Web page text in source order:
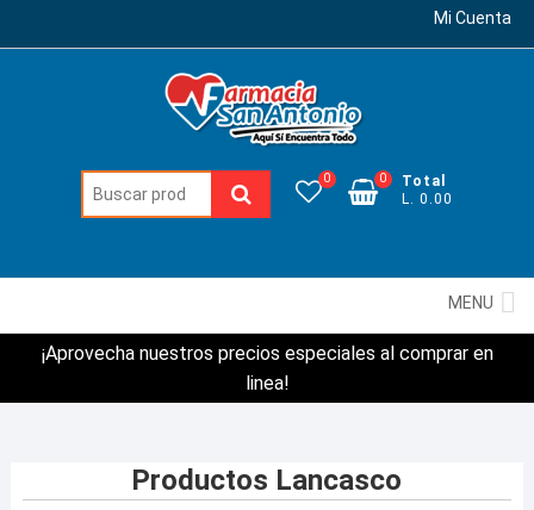
Mi Cuenta
Buscar: 0
Total
L. 0.00
0
MENU
¡Aprovecha nuestros precios especiales al comprar en
linea!
Productos Lancasco